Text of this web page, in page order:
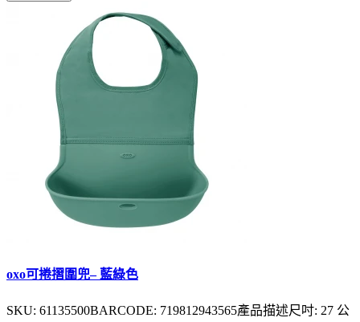
oxo可捲摺圍兜– 藍綠色
SKU: 61135500BARCODE: 719812943565產品描述尺吋: 27 公